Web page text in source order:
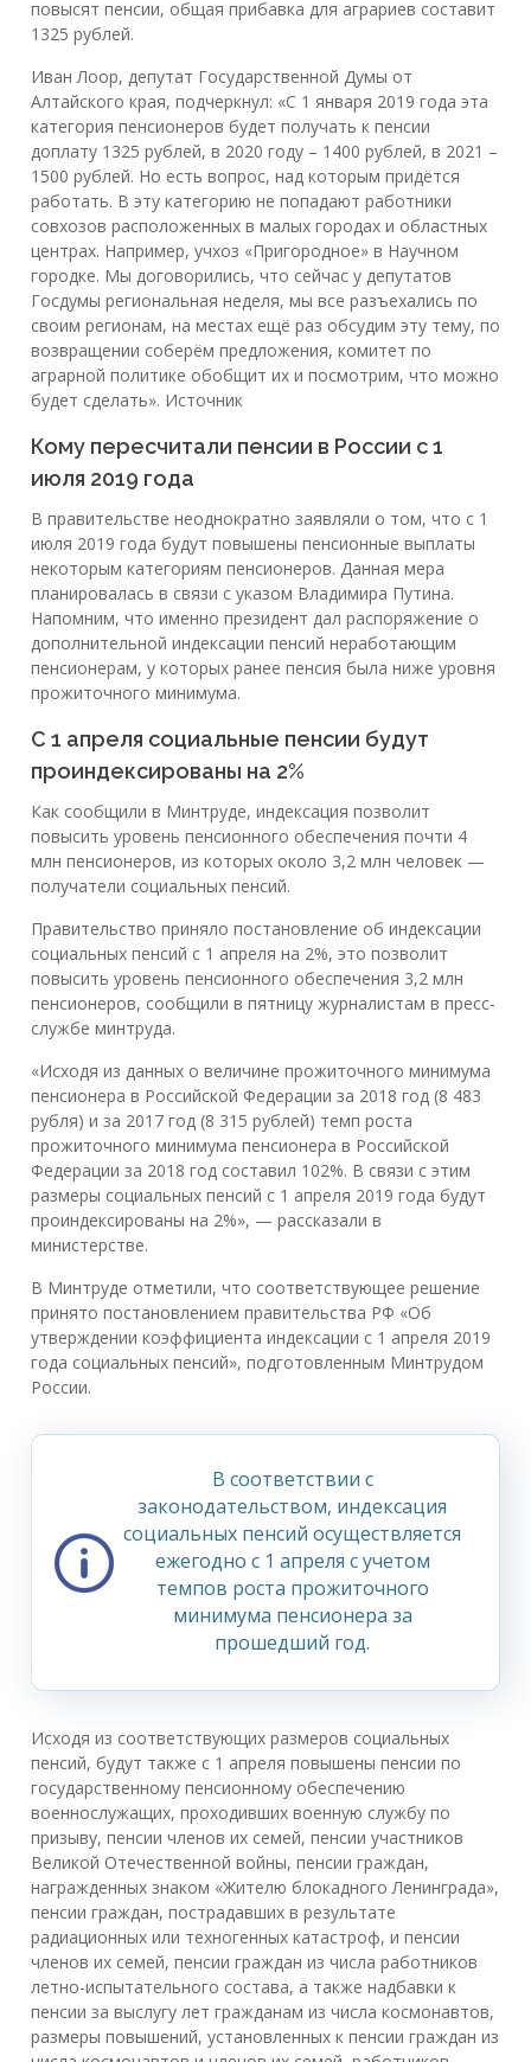
повысят пенсии, общая прибавка для аграриев составит
1325 рублей.
Иван Лоор, депутат Государственной Думы от
Алтайского края, подчеркнул: «С 1 января 2019 года эта
категория пенсионеров будет получать к пенсии
доплату 1325 рублей, в 2020 году – 1400 рублей, в 2021 –
1500 рублей. Но есть вопрос, над которым придётся
работать. В эту категорию не попадают работники
совхозов расположенных в малых городах и областных
центрах. Например, учхоз «Пригородное» в Научном
городке. Мы договорились, что сейчас у депутатов
Госдумы региональная неделя, мы все разъехались по
своим регионам, на местах ещё раз обсудим эту тему, по
возвращении соберём предложения, комитет по
аграрной политике обобщит их и посмотрим, что можно
будет сделать». Источник
Кому пересчитали пенсии в России с 1
июля 2019 года
В правительстве неоднократно заявляли о том, что с 1
июля 2019 года будут повышены пенсионные выплаты
некоторым категориям пенсионеров. Данная мера
планировалась в связи с указом Владимира Путина.
Напомним, что именно президент дал распоряжение о
дополнительной индексации пенсий неработающим
пенсионерам, у которых ранее пенсия была ниже уровня
прожиточного минимума.
С 1 апреля социальные пенсии будут
проиндексированы на 2%
Как сообщили в Минтруде, индексация позволит
повысить уровень пенсионного обеспечения почти 4
млн пенсионеров, из которых около 3,2 млн человек —
получатели социальных пенсий.
Правительство приняло постановление об индексации
социальных пенсий с 1 апреля на 2%, это позволит
повысить уровень пенсионного обеспечения 3,2 млн
пенсионеров, сообщили в пятницу журналистам в пресс-
службе минтруда.
«Исходя из данных о величине прожиточного минимума
пенсионера в Российской Федерации за 2018 год (8 483
рубля) и за 2017 год (8 315 рублей) темп роста
прожиточного минимума пенсионера в Российской
Федерации за 2018 год составил 102%. В связи с этим
размеры социальных пенсий с 1 апреля 2019 года будут
проиндексированы на 2%», — рассказали в
министерстве.
В Минтруде отметили, что соответствующее решение
принято постановлением правительства РФ «Об
утверждении коэффициента индексации с 1 апреля 2019
года социальных пенсий», подготовленным Минтрудом
России.
В соответствии с
законодательством, индексация
социальных пенсий осуществляется
ежегодно с 1 апреля с учетом
темпов роста прожиточного
минимума пенсионера за
прошедший год.
Исходя из соответствующих размеров социальных
пенсий, будут также с 1 апреля повышены пенсии по
государственному пенсионному обеспечению
военнослужащих, проходивших военную службу по
призыву, пенсии членов их семей, пенсии участников
Великой Отечественной войны, пенсии граждан,
награжденных знаком «Жителю блокадного Ленинграда»,
пенсии граждан, пострадавших в результате
радиационных или техногенных катастроф, и пенсии
членов их семей, пенсии граждан из числа работников
летно-испытательного состава, а также надбавки к
пенсии за выслугу лет гражданам из числа космонавтов,
размеры повышений, установленных к пенсии граждан из